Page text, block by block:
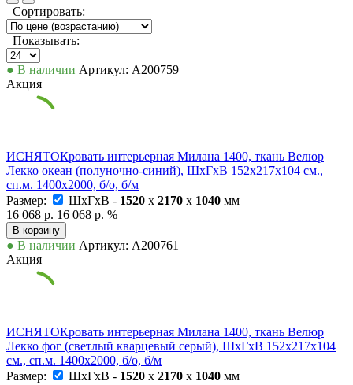
Сортировать:
Показывать:
● В наличии Артикул: А200759
Акция
ИСНЯТОКровать интерьерная Милана 1400, ткань Велюр
Лекко океан (полуночно-синий), ШхГхВ 152х217х104 см.,
сп.м. 1400х2000, б/о, б/м
Размер:
ШxГxВ - 1520 x 2170 x 1040 мм
16 068 р. 16 068 р. %
В корзину
● В наличии Артикул: А200761
Акция
ИСНЯТОКровать интерьерная Милана 1400, ткань Велюр
Лекко фог (светлый кварцевый серый), ШхГхВ 152х217х104
см., сп.м. 1400х2000, б/о, б/м
Размер:
ШxГxВ - 1520 x 2170 x 1040 мм